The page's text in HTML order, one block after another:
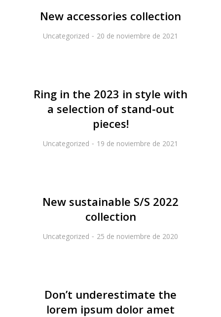
New accessories collection
Uncategorized 20 de noviembre de 2021
Ring in the 2023 in style with
a selection of stand-out
pieces!
Uncategorized 19 de noviembre de 2021
New sustainable S/S 2022
collection
Uncategorized 25 de noviembre de 2020
Don’t underestimate the
lorem ipsum dolor amet